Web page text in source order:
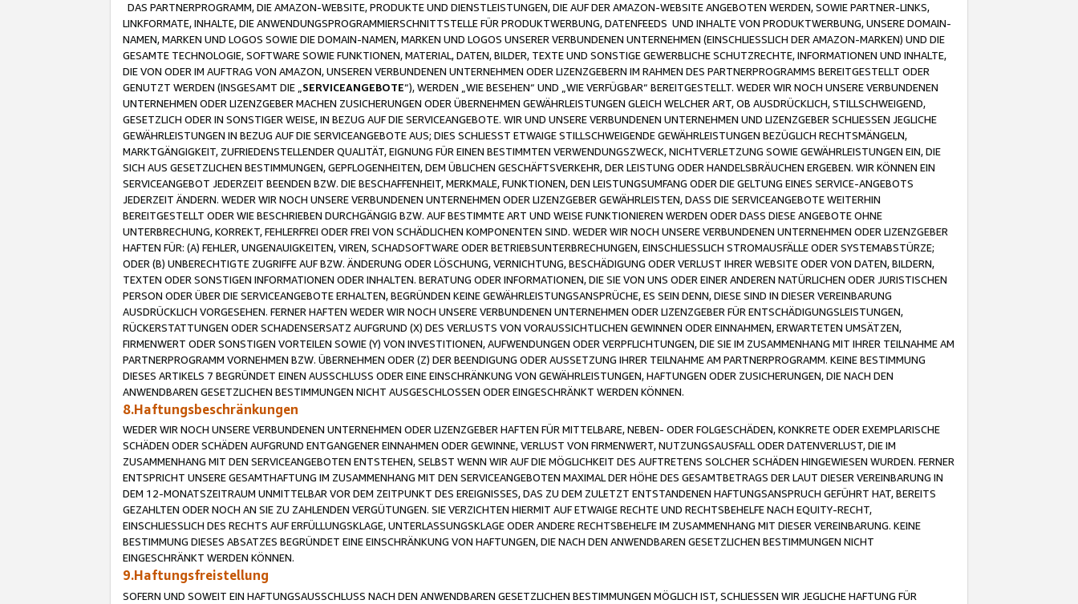
DAS PARTNERPROGRAMM, DIE AMAZON-WEBSITE, PRODUKTE UND DIENSTLEISTUNGEN, DIE AUF DER AMAZON-WEBSITE ANGEBOTEN WERDEN, SOWIE PARTNER-LINKS,
LINKFORMATE, INHALTE, DIE ANWENDUNGSPROGRAMMIERSCHNITTSTELLE FÜR PRODUKTWERBUNG, DATENFEEDS UND INHALTE VON PRODUKTWERBUNG, UNSERE DOMAIN-
NAMEN, MARKEN UND LOGOS SOWIE DIE DOMAIN-NAMEN, MARKEN UND LOGOS UNSERER VERBUNDENEN UNTERNEHMEN (EINSCHLIESSLICH DER AMAZON-MARKEN) UND DIE
GESAMTE TECHNOLOGIE, SOFTWARE SOWIE FUNKTIONEN, MATERIAL, DATEN, BILDER, TEXTE UND SONSTIGE GEWERBLICHE SCHUTZRECHTE, INFORMATIONEN UND INHALTE,
DIE VON ODER IM AUFTRAG VON AMAZON, UNSEREN VERBUNDENEN UNTERNEHMEN ODER LIZENZGEBERN IM RAHMEN DES PARTNERPROGRAMMS BEREITGESTELLT ODER
GENUTZT WERDEN (INSGESAMT DIE „ SERVICEANGEBOTE“), WERDEN „WIE BESEHEN“ UND „WIE VERFÜGBAR“ BEREITGESTELLT. WEDER WIR NOCH UNSERE VERBUNDENEN
UNTERNEHMEN ODER LIZENZGEBER MACHEN ZUSICHERUNGEN ODER ÜBERNEHMEN GEWÄHRLEISTUNGEN GLEICH WELCHER ART, OB AUSDRÜCKLICH, STILLSCHWEIGEND,
GESETZLICH ODER IN SONSTIGER WEISE, IN BEZUG AUF DIE SERVICEANGEBOTE. WIR UND UNSERE VERBUNDENEN UNTERNEHMEN UND LIZENZGEBER SCHLIESSEN JEGLICHE
GEWÄHRLEISTUNGEN IN BEZUG AUF DIE SERVICEANGEBOTE AUS; DIES SCHLIESST ETWAIGE STILLSCHWEIGENDE GEWÄHRLEISTUNGEN BEZÜGLICH RECHTSMÄNGELN,
MARKTGÄNGIGKEIT, ZUFRIEDENSTELLENDER QUALITÄT, EIGNUNG FÜR EINEN BESTIMMTEN VERWENDUNGSZWECK, NICHTVERLETZUNG SOWIE GEWÄHRLEISTUNGEN EIN, DIE
SICH AUS GESETZLICHEN BESTIMMUNGEN, GEPFLOGENHEITEN, DEM ÜBLICHEN GESCHÄFTSVERKEHR, DER LEISTUNG ODER HANDELSBRÄUCHEN ERGEBEN. WIR KÖNNEN EIN
SERVICEANGEBOT JEDERZEIT BEENDEN BZW. DIE BESCHAFFENHEIT, MERKMALE, FUNKTIONEN, DEN LEISTUNGSUMFANG ODER DIE GELTUNG EINES SERVICE-ANGEBOTS
JEDERZEIT ÄNDERN. WEDER WIR NOCH UNSERE VERBUNDENEN UNTERNEHMEN ODER LIZENZGEBER GEWÄHRLEISTEN, DASS DIE SERVICEANGEBOTE WEITERHIN
BEREITGESTELLT ODER WIE BESCHRIEBEN DURCHGÄNGIG BZW. AUF BESTIMMTE ART UND WEISE FUNKTIONIEREN WERDEN ODER DASS DIESE ANGEBOTE OHNE
UNTERBRECHUNG, KORREKT, FEHLERFREI ODER FREI VON SCHÄDLICHEN KOMPONENTEN SIND. WEDER WIR NOCH UNSERE VERBUNDENEN UNTERNEHMEN ODER LIZENZGEBER
HAFTEN FÜR: (A) FEHLER, UNGENAUIGKEITEN, VIREN, SCHADSOFTWARE ODER BETRIEBSUNTERBRECHUNGEN, EINSCHLIESSLICH STROMAUSFÄLLE ODER SYSTEMABSTÜRZE;
ODER (B) UNBERECHTIGTE ZUGRIFFE AUF BZW. ÄNDERUNG ODER LÖSCHUNG, VERNICHTUNG, BESCHÄDIGUNG ODER VERLUST IHRER WEBSITE ODER VON DATEN, BILDERN,
TEXTEN ODER SONSTIGEN INFORMATIONEN ODER INHALTEN. BERATUNG ODER INFORMATIONEN, DIE SIE VON UNS ODER EINER ANDEREN NATÜRLICHEN ODER JURISTISCHEN
PERSON ODER ÜBER DIE SERVICEANGEBOTE ERHALTEN, BEGRÜNDEN KEINE GEWÄHRLEISTUNGSANSPRÜCHE, ES SEIN DENN, DIESE SIND IN DIESER VEREINBARUNG
AUSDRÜCKLICH VORGESEHEN. FERNER HAFTEN WEDER WIR NOCH UNSERE VERBUNDENEN UNTERNEHMEN ODER LIZENZGEBER FÜR ENTSCHÄDIGUNGSLEISTUNGEN,
RÜCKERSTATTUNGEN ODER SCHADENSERSATZ AUFGRUND (X) DES VERLUSTS VON VORAUSSICHTLICHEN GEWINNEN ODER EINNAHMEN, ERWARTETEN UMSÄTZEN,
FIRMENWERT ODER SONSTIGEN VORTEILEN SOWIE (Y) VON INVESTITIONEN, AUFWENDUNGEN ODER VERPFLICHTUNGEN, DIE SIE IM ZUSAMMENHANG MIT IHRER TEILNAHME AM
PARTNERPROGRAMM VORNEHMEN BZW. ÜBERNEHMEN ODER (Z) DER BEENDIGUNG ODER AUSSETZUNG IHRER TEILNAHME AM PARTNERPROGRAMM. KEINE BESTIMMUNG
DIESES ARTIKELS 7 BEGRÜNDET EINEN AUSSCHLUSS ODER EINE EINSCHRÄNKUNG VON GEWÄHRLEISTUNGEN, HAFTUNGEN ODER ZUSICHERUNGEN, DIE NACH DEN
ANWENDBAREN GESETZLICHEN BESTIMMUNGEN NICHT AUSGESCHLOSSEN ODER EINGESCHRÄNKT WERDEN KÖNNEN.
8.Haftungsbeschränkungen
WEDER WIR NOCH UNSERE VERBUNDENEN UNTERNEHMEN ODER LIZENZGEBER HAFTEN FÜR MITTELBARE, NEBEN- ODER FOLGESCHÄDEN, KONKRETE ODER EXEMPLARISCHE
SCHÄDEN ODER SCHÄDEN AUFGRUND ENTGANGENER EINNAHMEN ODER GEWINNE, VERLUST VON FIRMENWERT, NUTZUNGSAUSFALL ODER DATENVERLUST, DIE IM
ZUSAMMENHANG MIT DEN SERVICEANGEBOTEN ENTSTEHEN, SELBST WENN WIR AUF DIE MÖGLICHKEIT DES AUFTRETENS SOLCHER SCHÄDEN HINGEWIESEN WURDEN. FERNER
ENTSPRICHT UNSERE GESAMTHAFTUNG IM ZUSAMMENHANG MIT DEN SERVICEANGEBOTEN MAXIMAL DER HÖHE DES GESAMTBETRAGS DER LAUT DIESER VEREINBARUNG IN
DEM 12-MONATSZEITRAUM UNMITTELBAR VOR DEM ZEITPUNKT DES EREIGNISSES, DAS ZU DEM ZULETZT ENTSTANDENEN HAFTUNGSANSPRUCH GEFÜHRT HAT, BEREITS
GEZAHLTEN ODER NOCH AN SIE ZU ZAHLENDEN VERGÜTUNGEN. SIE VERZICHTEN HIERMIT AUF ETWAIGE RECHTE UND RECHTSBEHELFE NACH EQUITY-RECHT,
EINSCHLIESSLICH DES RECHTS AUF ERFÜLLUNGSKLAGE, UNTERLASSUNGSKLAGE ODER ANDERE RECHTSBEHELFE IM ZUSAMMENHANG MIT DIESER VEREINBARUNG. KEINE
BESTIMMUNG DIESES ABSATZES BEGRÜNDET EINE EINSCHRÄNKUNG VON HAFTUNGEN, DIE NACH DEN ANWENDBAREN GESETZLICHEN BESTIMMUNGEN NICHT
EINGESCHRÄNKT WERDEN KÖNNEN.
9.Haftungsfreistellung
SOFERN UND SOWEIT EIN HAFTUNGSAUSSCHLUSS NACH DEN ANWENDBAREN GESETZLICHEN BESTIMMUNGEN MÖGLICH IST, SCHLIESSEN WIR JEGLICHE HAFTUNG FÜR